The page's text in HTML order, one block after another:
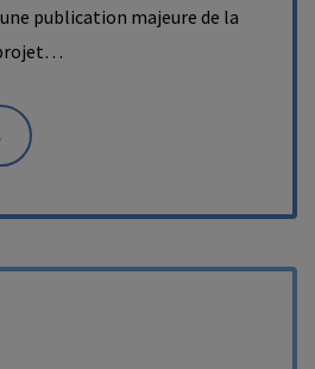
publication majeure de la